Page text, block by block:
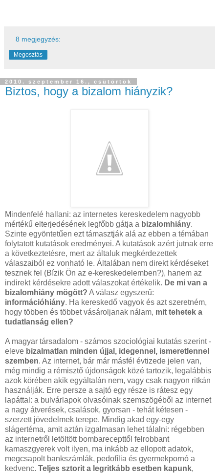
8 megjegyzés:
Megosztás
2010. szeptember 16., csütörtök
Biztos, hogy a bizalom hiányzik?
Mindenfelé hallani: az internetes kereskedelem nagyobb
mértékű elterjedésének legfőbb gátja a bizalomhiány.
Szinte egyöntetűen ezt támasztják alá az ebben a témában
folytatott kutatások eredményei. A kutatások azért jutnak erre
a következtetésre, mert az általuk megkérdezettek
válaszaiból ez vonható le. Általában nem direkt kérdéseket
tesznek fel (Bízik Ön az e-kereskedelemben?), hanem az
indirekt kérdésekre adott válaszokat értékelik. De mi van a
bizalomhiány mögött? A válasz egyszerű:
információhiány. Ha kereskedő vagyok és azt szeretném,
hogy többen és többet vásároljanak nálam, mit tehetek a
tudatlanság ellen?
A magyar társadalom - számos szociológiai kutatás szerint -
eleve bizalmatlan minden újjal, idegennel, ismeretlennel
szemben. Az internet, bár már másfél évtizede jelen van,
még mindig a rémisztő újdonságok közé tartozik, legalábbis
azok körében akik egyáltalán nem, vagy csak nagyon ritkán
használják. Erre persze a sajtó egy része is rátesz egy
lapáttal: a bulvárlapok olvasóinak szemszögéből az internet
a nagy átverések, csalások, gyorsan - tehát kétesen -
szerzett jövedelmek terepe. Mindig akad egy-egy
slágertéma, amit aztán izgalmasan lehet tálalni: régebben
az internetről letöltött bombarecepttől felrobbant
kamaszgyerek volt ilyen, ma inkább az ellopott adatok,
megcsapolt bankszámlák, pedofília és gyermekpornó a
kedvenc. Teljes sztorit a legritkább esetben kapunk,